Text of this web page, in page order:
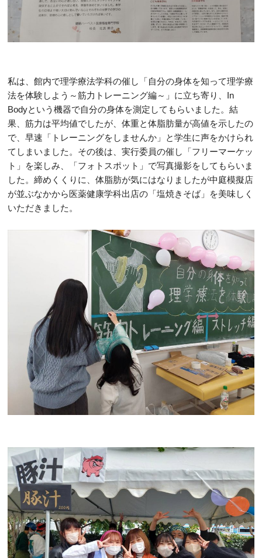
私は、館内で理学療法学科の催し「自分の身体を知って理学療
法を体験しよう～筋力トレーニング編～」に立ち寄り、In
Bodyという機器で自分の身体を測定してもらいました。結
果、筋力は平均値でしたが、体重と体脂肪量が高値を示したの
で、早速「トレーニングをしませんか」と学生に声をかけられ
てしまいました。その後は、実行委員の催し「フリーマーケッ
ト」を楽しみ、「フォトスポット」で写真撮影をしてもらいま
した。締めくくりに、体脂肪が気にはなりましたが中庭模擬店
が並ぶなかから医薬健康学科出店の「塩焼きそば」を美味しく
いただきました。